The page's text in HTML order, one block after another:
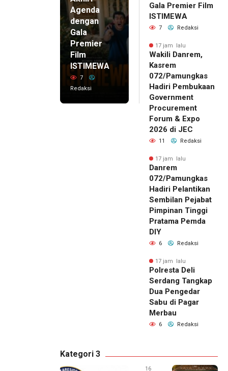
Agenda
dengan
Gala
Premier
Film
ISTIMEWA
7
Redaksi
Gala Premier Film
ISTIMEWA
7 Redaksi
17 jam lalu
Wakili Danrem,
Kasrem
072/Pamungkas
Hadiri Pembukaan
Government
Procurement
Forum & Expo
2026 di JEC
11 Redaksi
17 jam lalu
Danrem
072/Pamungkas
Hadiri Pelantikan
Sembilan Pejabat
Pimpinan Tinggi
Pratama Pemda
DIY
6 Redaksi
17 jam lalu
Polresta Deli
Serdang Tangkap
Dua Pengedar
Sabu di Pagar
Merbau
6 Redaksi
Kategori 3
16